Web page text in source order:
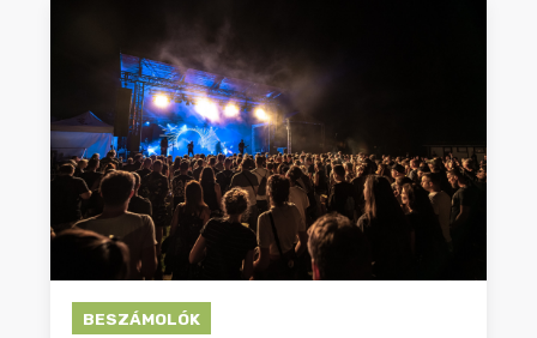
PREMIEREK
KULT
MÁSVILÁG
BLOG
BESZÁMOLÓK